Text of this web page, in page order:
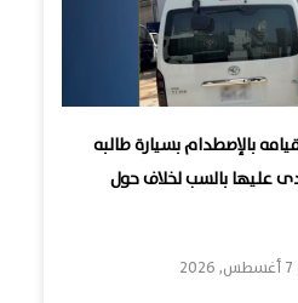
بالإصطدام بسيارة طالبه
عليها بالسب لخلاف حول